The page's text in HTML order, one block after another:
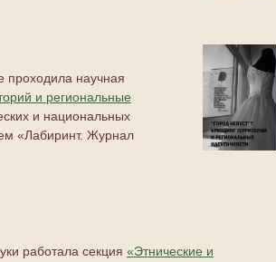
проходила научная
и региональные
и национальных
«Лабиринт. Журнал
работала секция «Этнические и